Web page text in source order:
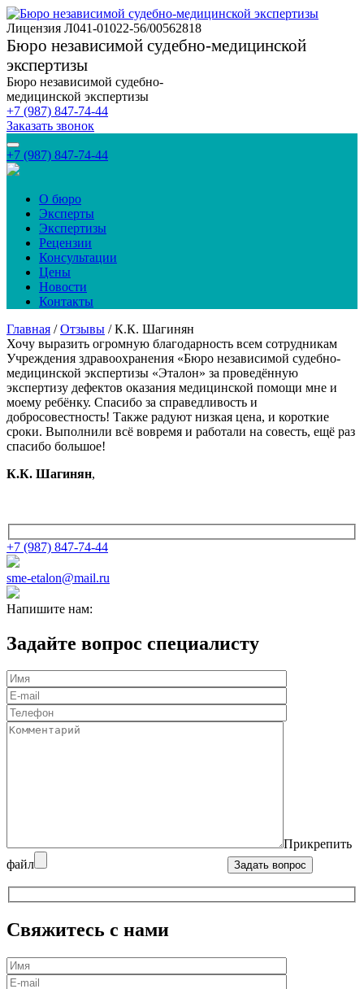
Лицензия Л041-01022-56/00562818
Бюро независимой судебно-медицинской
экспертизы
Бюро независимой судебно-
медицинской экспертизы
+7 (987) 847-74-44
Заказать звонок
+7 (987) 847-74-44
О бюро
Эксперты
Экспертизы
Рецензии
Консультации
Цены
Новости
Контакты
Главная /Отзывы /К.К. Шагинян
Хочу выразить огромную благодарность всем сотрудникам
Учреждения здравоохранения «Бюро независимой судебно-
медицинской экспертизы «Эталон» за проведённую
экспертизу дефектов оказания медицинской помощи мне и
моему ребёнку. Спасибо за справедливость и
добросовестность! Также радуют низкая цена, и короткие
сроки. Выполнили всё вовремя и работали на совесть, ещё раз
спасибо большое!
К.К. Шагинян,
+7 (987) 847-74-44
sme-etalon@mail.ru
Напишите нам:
Задайте вопрос специалисту
Прикрепить
файл
Свяжитесь с нами